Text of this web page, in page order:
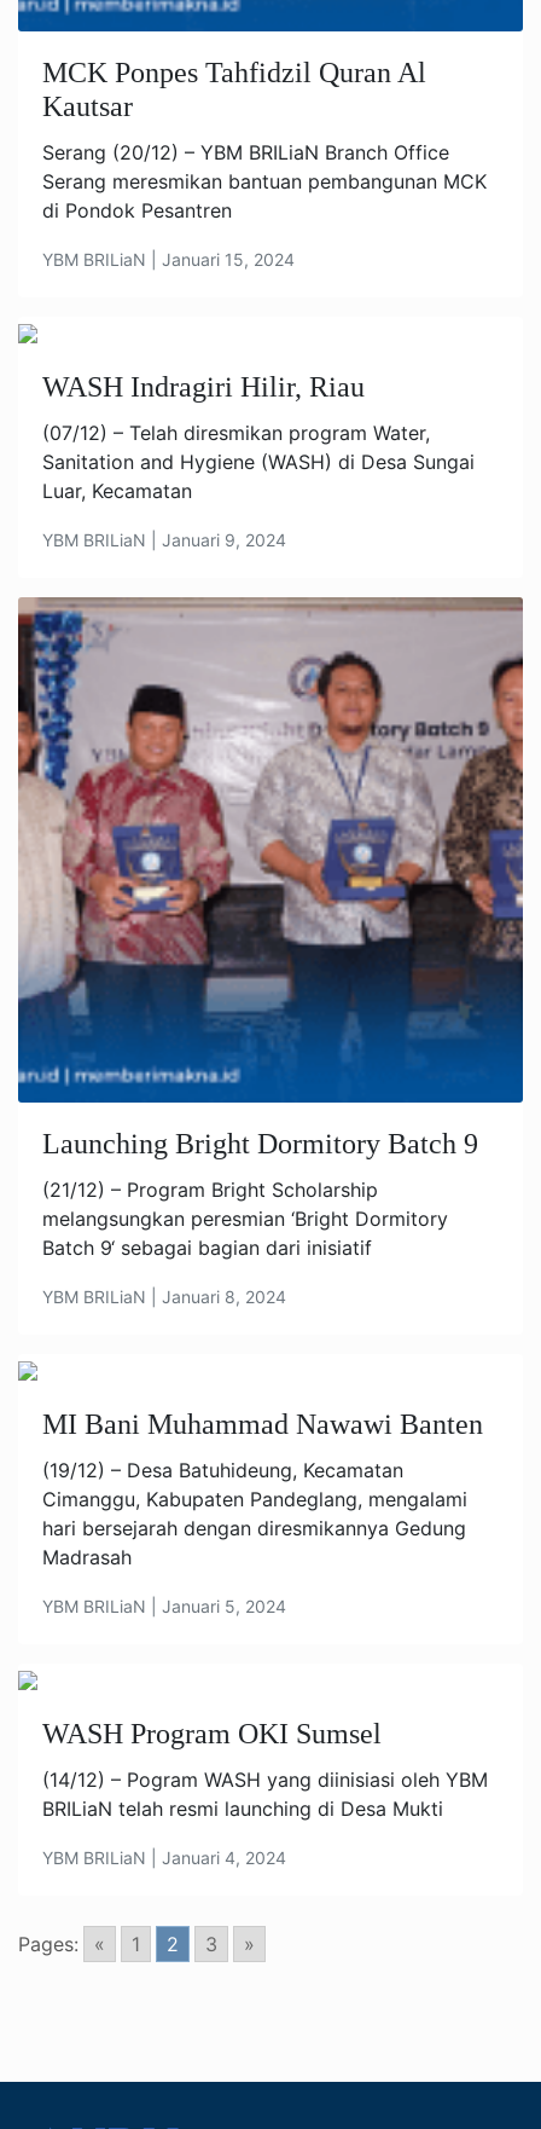
MCK Ponpes Tahfidzil Quran Al
Kautsar
Serang (20/12) – YBM BRILiaN Branch Office
Serang meresmikan bantuan pembangunan MCK
di Pondok Pesantren
YBM BRILiaN | Januari 15, 2024
WASH Indragiri Hilir, Riau
(07/12) – Telah diresmikan program Water,
Sanitation and Hygiene (WASH) di Desa Sungai
Luar, Kecamatan
YBM BRILiaN | Januari 9, 2024
Launching Bright Dormitory Batch 9
(21/12) – Program Bright Scholarship
melangsungkan peresmian ‘Bright Dormitory
Batch 9‘ sebagai bagian dari inisiatif
YBM BRILiaN | Januari 8, 2024
MI Bani Muhammad Nawawi Banten
(19/12) – Desa Batuhideung, Kecamatan
Cimanggu, Kabupaten Pandeglang, mengalami
hari bersejarah dengan diresmikannya Gedung
Madrasah
YBM BRILiaN | Januari 5, 2024
WASH Program OKI Sumsel
(14/12) – Pogram WASH yang diinisiasi oleh YBM
BRILiaN telah resmi launching di Desa Mukti
YBM BRILiaN | Januari 4, 2024
Pages: « 1 2 3 »